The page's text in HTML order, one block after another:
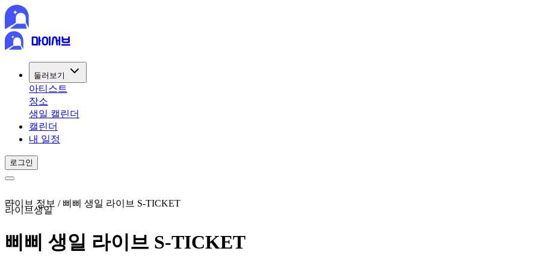
둘러보기
아티스트
장소
생일 캘린더
캘린더
내 일정
로그인
라이브 정보 / 삐삐 생일 라이브 S-TICKET
라이브생일
삐삐 생일 라이브 S-TICKET